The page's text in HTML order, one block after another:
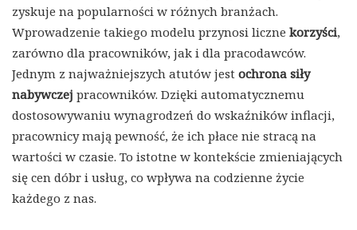
zyskuje na popularności w różnych branżach.
Wprowadzenie takiego modelu przynosi liczne korzyści,
zarówno dla pracowników, jak i dla pracodawców.
Jednym z najważniejszych atutów jest ochrona siły
nabywczej pracowników. Dzięki automatycznemu
dostosowywaniu wynagrodzeń do wskaźników inflacji,
pracownicy mają pewność, że ich płace nie stracą na
wartości w czasie. To istotne w kontekście zmieniających
się cen dóbr i usług, co wpływa na codzienne życie
każdego z nas.